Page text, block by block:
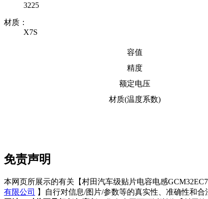
3225
材质：
X7S
容值
精度
额定电压
材质(温度系数)
免责声明
本网页所展示的有关【村田汽车级贴片电容电感
有限公司
】自行对信息/图片/参数等的真实性、准确性和合